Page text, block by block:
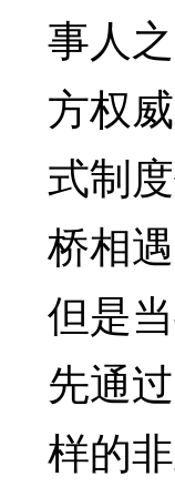
事人
方权
式制
桥相
但是
先通
样的